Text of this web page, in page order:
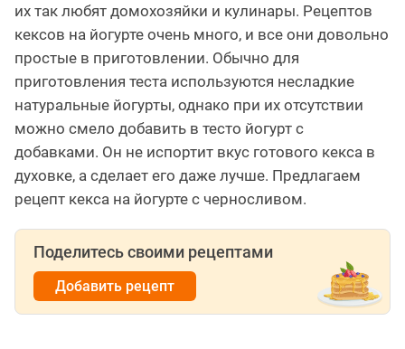
их так любят домохозяйки и кулинары. Рецептов
кексов на йогурте очень много, и все они довольно
простые в приготовлении. Обычно для
приготовления теста используются несладкие
натуральные йогурты, однако при их отсутствии
можно смело добавить в тесто йогурт с
добавками. Он не испортит вкус готового кекса в
духовке, а сделает его даже лучше. Предлагаем
рецепт кекса на йогурте с черносливом.
Поделитесь своими рецептами
Добавить рецепт